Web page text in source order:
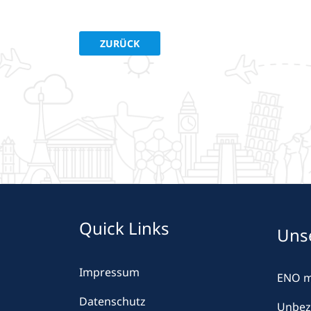
VORHERIGER BEITRAG: DIE
ZURÜCK
Quick Links
Impressum
Datenschutz
ENO